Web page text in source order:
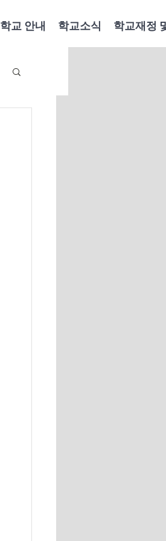
학교 안내 학교소식 학교재정